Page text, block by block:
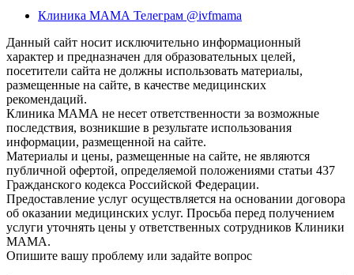
Клиника МАМА Телеграм @ivfmama
Данный сайт носит исключительно информационный
характер и предназначен для образовательных целей,
посетители сайта не должны использовать материалы,
размещенные на сайте, в качестве медицинских
рекомендаций.
Клиника МАМА не несет ответственности за возможные
последствия, возникшие в результате использования
информации, размещенной на сайте.
Материалы и цены, размещенные на сайте, не являются
публичной офертой, определяемой положениями статьи 437
Гражданского кодекса Российской Федерации.
Предоставление услуг осуществляется на основании договора
об оказании медицинских услуг. Просьба перед получением
услуги уточнять цены у ответственных сотрудников Клиники
МАМА.
Опишите вашу проблему или задайте вопрос